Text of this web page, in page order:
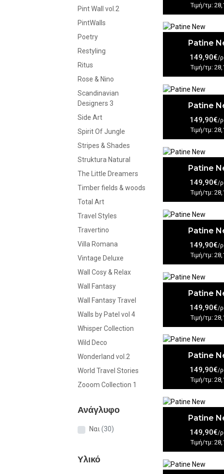
Pint Wall vol.2
PintWalls
Poetry
Restyling
Ritus
Rose & Nino
Scandinavian
Designers 3
Side Art
Spirit Of Jungle
Stripes & Shades
Struktura Natural
The Little Dreamers
Timber fields & woods
Total Art
Travel Styles
Travertino
Villa Romana
Vintage Deluxe
Wall Cosy & Relax
Wall Fantasy
Wall Fantasy Travel
Walls by Patel vol 4
Whisper Collection
Wild Deco
Wonderland vol.2
World Travel Stories
Zooom Collection 1
Ανάγλυφο
Ναι (30)
Υλικό
Τιμή/τμ:
Patine
149,90€/
Τιμή/τμ:
Patine
149,90€/
Τιμή/τμ:
Patine
149,90€/
Τιμή/τμ:
Patine
149,90€/
Τιμή/τμ:
Patine
149,90€/
Τιμή/τμ:
Patine
149,90€/
Τιμή/τμ:
Patine
149,90€/
Τιμή/τμ: